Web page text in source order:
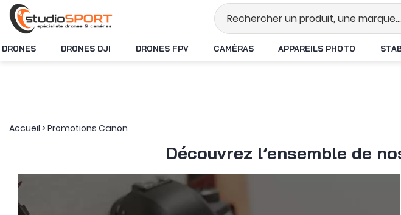
Stock en temps réel
DRONES DRONES DJI DRONES FPV CAMÉRAS APPAREILS PHOTO
Accueil >Promotions Canon
Découvrez l’ensemble de